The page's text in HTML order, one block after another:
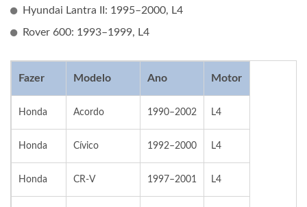
Hyundai Lantra II: 1995–2000, L4
Rover 600: 1993–1999, L4
Fazer Modelo Ano Motor
Honda Acordo 1990–2002 L4
Honda Cívico 1992–2000 L4
Honda CR-V 1997–2001 L4